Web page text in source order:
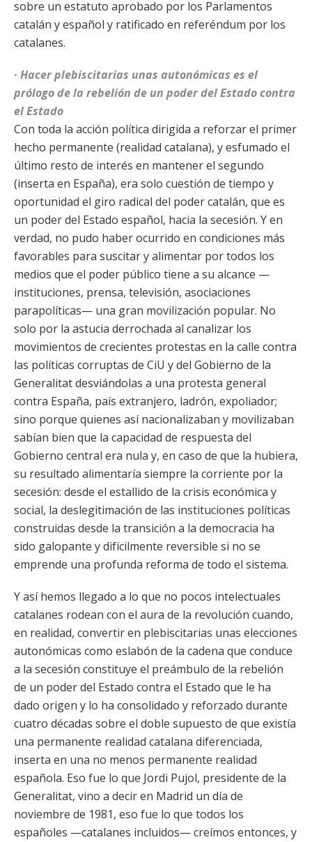
sobre un estatuto aprobado por los Parlamentos
catalán y español y ratificado en referéndum por los
catalanes.
· Hacer plebiscitarias unas autonómicas es el
prólogo de la rebelión de un poder del Estado contra
el Estado
Con toda la acción política dirigida a reforzar el primer
hecho permanente (realidad catalana), y esfumado el
último resto de interés en mantener el segundo
(inserta en España), era solo cuestión de tiempo y
oportunidad el giro radical del poder catalán, que es
un poder del Estado español, hacia la secesión. Y en
verdad, no pudo haber ocurrido en condiciones más
favorables para suscitar y alimentar por todos los
medios que el poder público tiene a su alcance —
instituciones, prensa, televisión, asociaciones
parapolíticas— una gran movilización popular. No
solo por la astucia derrochada al canalizar los
movimientos de crecientes protestas en la calle contra
las políticas corruptas de CiU y del Gobierno de la
Generalitat desviándolas a una protesta general
contra España, país extranjero, ladrón, expoliador;
sino porque quienes así nacionalizaban y movilizaban
sabían bien que la capacidad de respuesta del
Gobierno central era nula y, en caso de que la hubiera,
su resultado alimentaría siempre la corriente por la
secesión: desde el estallido de la crisis económica y
social, la deslegitimación de las instituciones políticas
construidas desde la transición a la democracia ha
sido galopante y difícilmente reversible si no se
emprende una profunda reforma de todo el sistema.
Y así hemos llegado a lo que no pocos intelectuales
catalanes rodean con el aura de la revolución cuando,
en realidad, convertir en plebiscitarias unas elecciones
autonómicas como eslabón de la cadena que conduce
a la secesión constituye el preámbulo de la rebelión
de un poder del Estado contra el Estado que le ha
dado origen y lo ha consolidado y reforzado durante
cuatro décadas sobre el doble supuesto de que existía
una permanente realidad catalana diferenciada,
inserta en una no menos permanente realidad
española. Eso fue lo que Jordi Pujol, presidente de la
Generalitat, vino a decir en Madrid un día de
noviembre de 1981, eso fue lo que todos los
españoles —catalanes incluidos— creímos entonces, y